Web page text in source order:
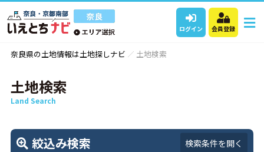
ログイン 会員登録
奈良県の土地情報は土地探しナビ 土地検索
土地検索
Land Search
絞込み検索 検索条件を開く